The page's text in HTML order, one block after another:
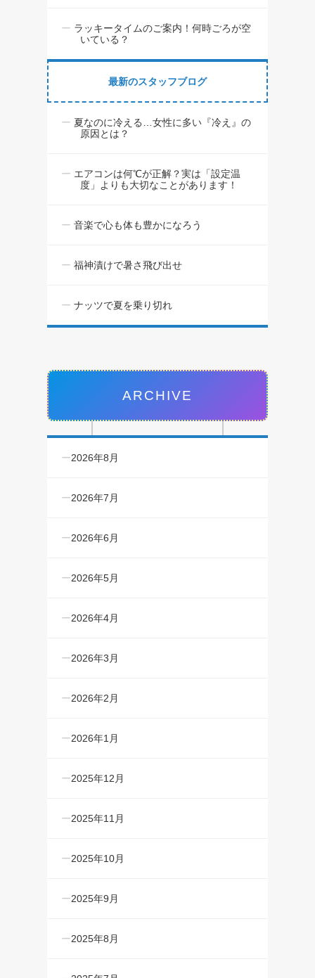
ラッキータイムのご案内！何時ごろが空
いている？
最新のスタッフブログ
夏なのに冷える…女性に多い『冷え』の
原因とは？
エアコンは何℃が正解？実は「設定温
度」よりも大切なことがあります！
音楽で心も体も豊かになろう
福神漬けで暑さ飛び出せ
ナッツで夏を乗り切れ
ARCHIVE
2026年8月
2026年7月
2026年6月
2026年5月
2026年4月
2026年3月
2026年2月
2026年1月
2025年12月
2025年11月
2025年10月
2025年9月
2025年8月